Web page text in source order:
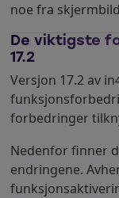
noe fra
De viktigste
17.2
Versjon 17.2 av
forbedringer
Nedenfor finner
endringene.